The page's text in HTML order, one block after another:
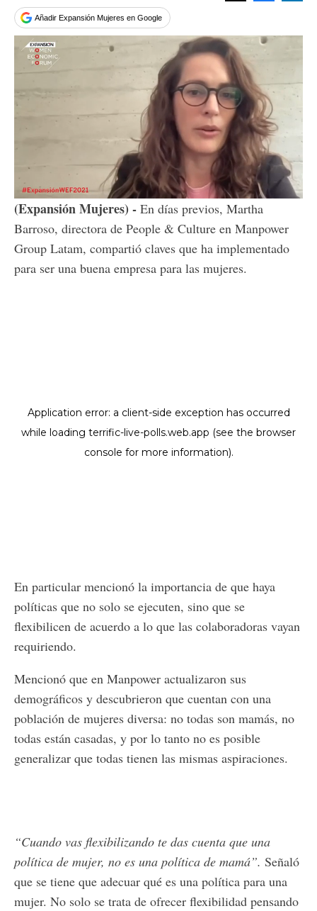
Añadir Expansión Mujeres en Google
Unmute Loaded:
(Expansión Mujeres) - En días previos, Martha
Barroso, directora de People & Culture en Manpower
Group Latam, compartió claves que ha implementado
para ser una buena empresa para las mujeres.
En particular mencionó la importancia de que haya
políticas que no solo se ejecuten, sino que se
flexibilicen de acuerdo a lo que las colaboradoras vayan
requiriendo.
Mencionó que en Manpower actualizaron sus
demográficos y descubrieron que cuentan con una
población de mujeres diversa: no todas son mamás, no
todas están casadas, y por lo tanto no es posible
generalizar que todas tienen las mismas aspiraciones.
“Cuando vas flexibilizando te das cuenta que una
política de mujer, no es una política de mamá”. Señaló
que se tiene que adecuar qué es una política para una
mujer. No solo se trata de ofrecer flexibilidad pensando